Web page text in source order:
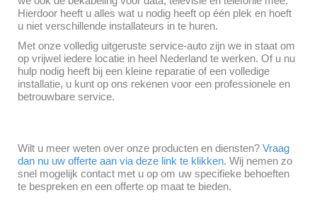
Hierdoor heeft u alles wat u nodig heeft op één plek en hoeft
u niet verschillende installateurs in te huren.
Met onze volledig uitgeruste service-auto zijn we in staat om
op vrijwel iedere locatie in heel Nederland te werken. Of u nu
hulp nodig heeft bij een kleine reparatie of een volledige
installatie, u kunt op ons rekenen voor een professionele en
betrouwbare service.
Wilt u meer weten over onze producten en diensten? Vraag
dan nu uw offerte aan via deze link te klikken. Wij nemen zo
snel mogelijk contact met u op om uw specifieke behoeften
te bespreken en een offerte op maat te bieden.